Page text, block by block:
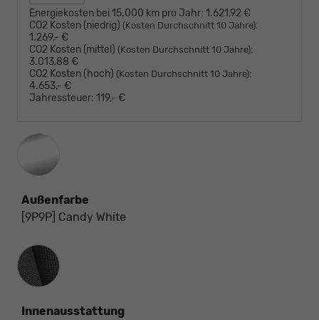
Energiekosten bei 15.000 km pro Jahr: 1.621,92 €
CO2 Kosten (niedrig) (Kosten Durchschnitt 10 Jahre):
1.269,- €
CO2 Kosten (mittel) (Kosten Durchschnitt 10 Jahre):
3.013,88 €
CO2 Kosten (hoch) (Kosten Durchschnitt 10 Jahre):
4.653,- €
Jahressteuer: 119,- €
Außenfarbe
[9P9P] Candy White
Innenausstattung
Innenausstattung